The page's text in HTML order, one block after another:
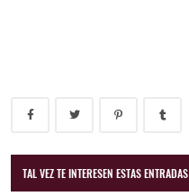
TAL VEZ TE INTERESEN ESTAS ENTRADAS